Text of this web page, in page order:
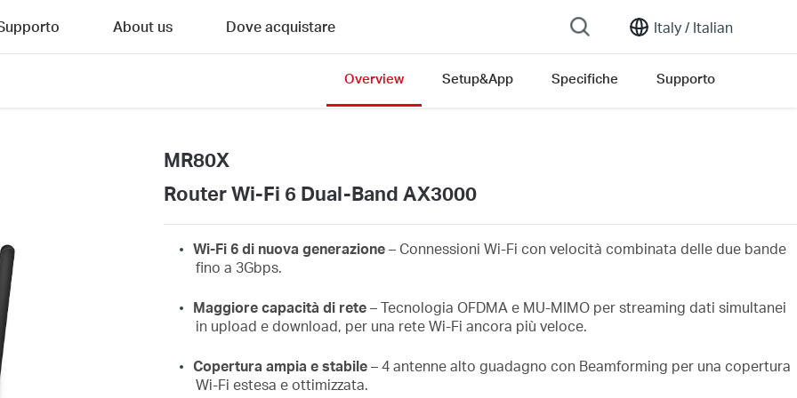
Italy / Italian
About us Dove acquistare
Overview Setup&App Specifiche Supporto
MR80X
Router Wi-Fi 6 Dual-Band AX3000
Wi-Fi 6 di nuova generazione– Connessioni Wi-Fi con velocità combinata delle due bande
fino a 3Gbps.
Maggiore capacità di rete– Tecnologia OFDMA e MU-MIMO per streaming dati simultanei
in upload e download, per una rete Wi-Fi ancora più veloce.
Copertura ampia e stabile– 4 antenne alto guadagno con Beamforming per una copertura
Wi-Fi estesa e ottimizzata.